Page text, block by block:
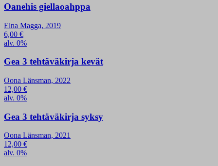
Oanehis giellaoahppa
Elna Magga, 2019
6,00 €
alv. 0%
Gea 3 tehtäväkirja kevät
Oona Länsman, 2022
12,00 €
alv. 0%
Gea 3 tehtäväkirja syksy
Oona Länsman, 2021
12,00 €
alv. 0%